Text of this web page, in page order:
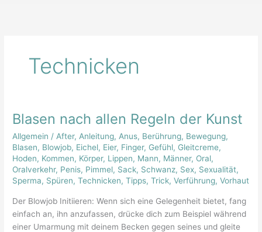
Technicken
Blasen nach allen Regeln der Kunst
Allgemein / After, Anleitung, Anus, Berührung, Bewegung,
Blasen, Blowjob, Eichel, Eier, Finger, Gefühl, Gleitcreme,
Hoden, Kommen, Körper, Lippen, Mann, Männer, Oral,
Oralverkehr, Penis, Pimmel, Sack, Schwanz, Sex, Sexualität,
Sperma, Spüren,Technicken,Tipps,Trick,Verführung,Vorhaut
Der Blowjob Initiieren: Wenn sich eine Gelegenheit bietet, fang
einfach an, ihn anzufassen, drücke dich zum Beispiel während
einer Umarmung mit deinem Becken gegen seines und gleite
Blasen
allen
Regeln
der
Kunst